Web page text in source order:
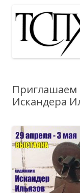
Приглашаем
Искандера